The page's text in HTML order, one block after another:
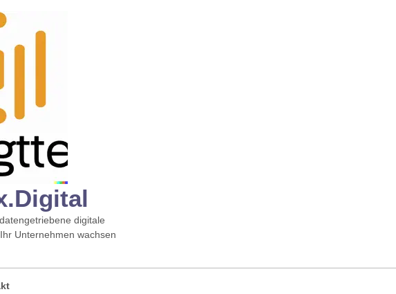
digitale
Unternehmen wachsen